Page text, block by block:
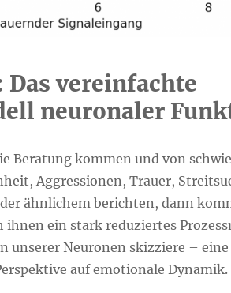
vereinfachte
neuronaler
Beratung kommen und von
Aggressionen, Trauer,
ähnlichem berichten, dann
ihnen ein stark reduziertes
unserer Neuronen skizziere –
auf emotionale Dynamik.